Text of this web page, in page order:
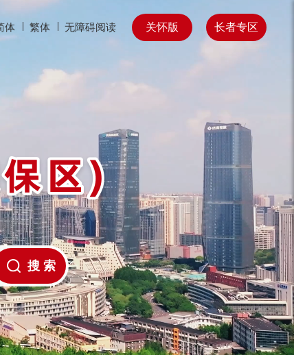
体 繁体 无障碍阅读 关怀版 长者专区